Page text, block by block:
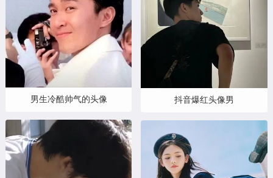
男生冷酷帅气的头像 抖音爆红头像男